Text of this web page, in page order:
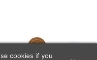
cookies if you